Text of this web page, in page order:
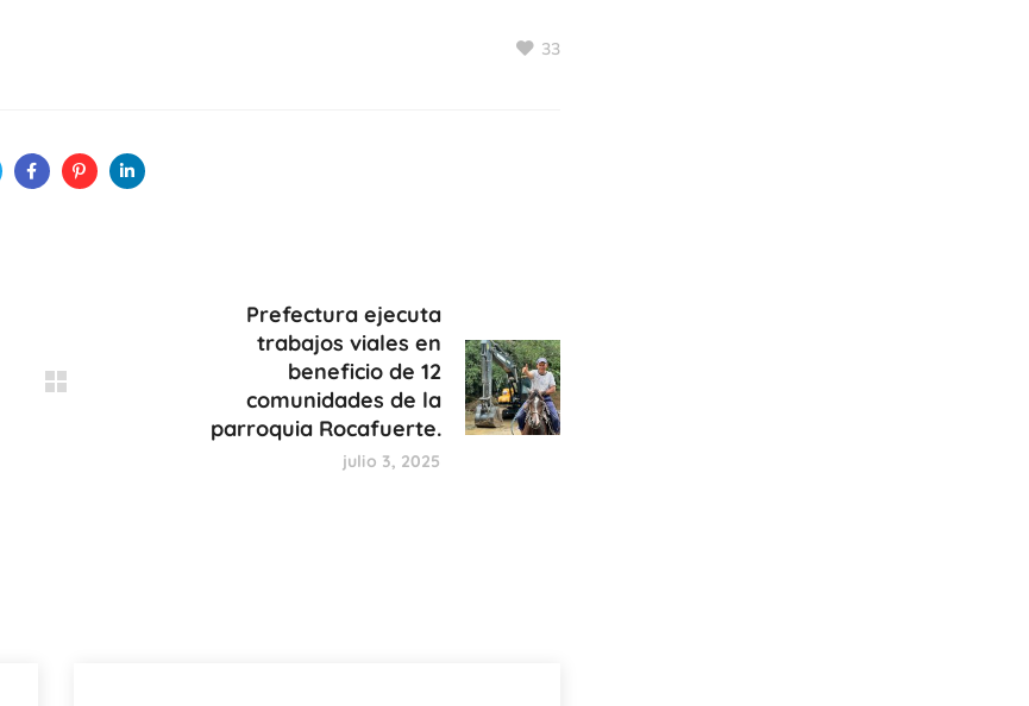
33
Prefectura ejecuta
trabajos viales en
beneficio de 12
comunidades de la
parroquia Rocafuerte.
julio 3, 2025